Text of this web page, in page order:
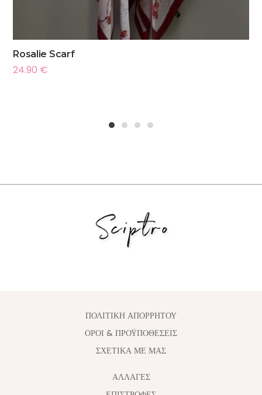
Rosalie Scarf
24.90 €
ΠΟΛΙΤΙΚΗ ΑΠΟΡΡΗΤΟΥ
ΟΡΟΙ & ΠΡΟΫΠΟΘΕΣΕΙΣ
ΣΧΕΤΙΚΑ ΜΕ ΜΑΣ
ΑΛΛΑΓΈΣ